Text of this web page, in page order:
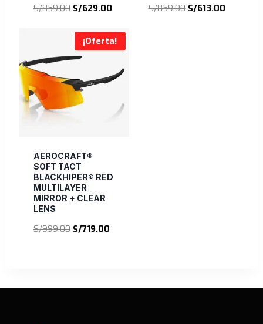
S/859.00 El
original
era:
S/859.00.
S/629.00El
actual
es:
S/859.00 El
S/613.00El
¡Oferta!
AEROCRAFT®
SOFT TACT
BLACKHIPER® RED
MULTILAYER
MIRROR + CLEAR
LENS
S/999.00 El
S/719.00El